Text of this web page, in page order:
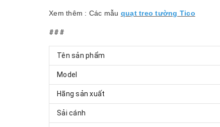
Xem thêm : Các mẫu quạt treo tường Tico
###
Tên sản phẩm
Model
Hãng sản xuất
Sải cánh